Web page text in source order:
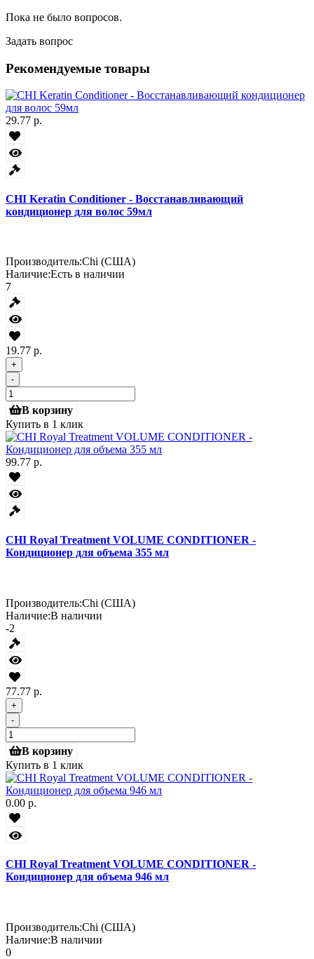
Пока не было вопросов.
Задать вопрос
Рекомендуемые товары
29.77 р.
CHI Keratin Conditioner - Восстанавливающий
кондиционер для волос 59мл
Производитель:Chi (США)
Наличие:Есть в наличии
7
19.77 р.
+
-
В корзину
Купить в 1 клик
99.77 р.
CHI Royal Treatment VOLUME CONDITIONER -
Кондиционер для объема 355 мл
Производитель:Chi (США)
Наличие:В наличии
-2
77.77 р.
+
-
В корзину
Купить в 1 клик
0.00 р.
CHI Royal Treatment VOLUME CONDITIONER -
Кондиционер для объема 946 мл
Производитель:Chi (США)
Наличие:В наличии
0